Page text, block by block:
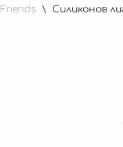
\ Силиконов